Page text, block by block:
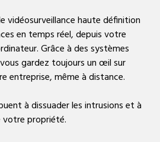
vidéosurveillance haute définition
en temps réel, depuis votre
Grâce à des systèmes
gardez toujours un œil sur
entreprise, même à distance.
à dissuader les intrusions et à
votre propriété.